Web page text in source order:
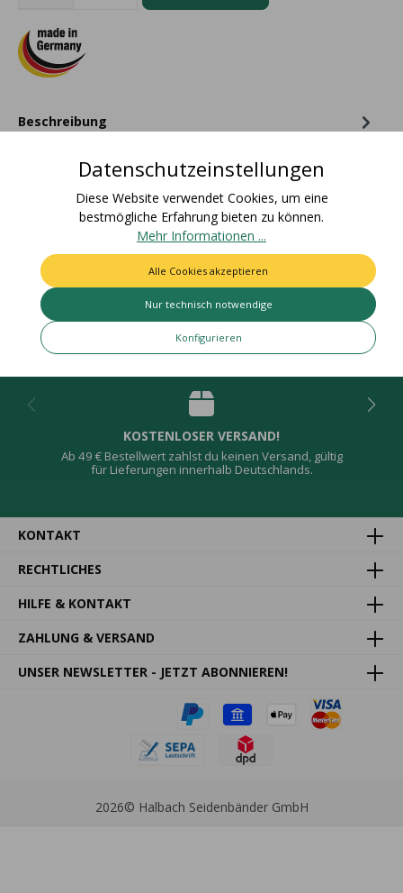
Beschreibung
58063210Ursprungsland: DeutschlandEAN Rolle:
Bewertungen
Deine Vorteile
KOSTENLOSER VERSAND!
Ab 49 € Bestellwert zahlst du keinen Versand, gültig
für Lieferungen innerhalb Deutschlands.
KONTAKT
RECHTLICHES
HILFE & KONTAKT
ZAHLUNG & VERSAND
UNSER NEWSLETTER - JETZT ABONNIEREN!
2026© Halbach Seidenbänder GmbH
Datenschutzeinstellungen
Diese Website verwendet Cookies, um eine
bestmögliche Erfahrung bieten zu können.
Mehr Informationen ...
Nur technisch notwendige
Konfigurieren
Alle Cookies akzeptieren